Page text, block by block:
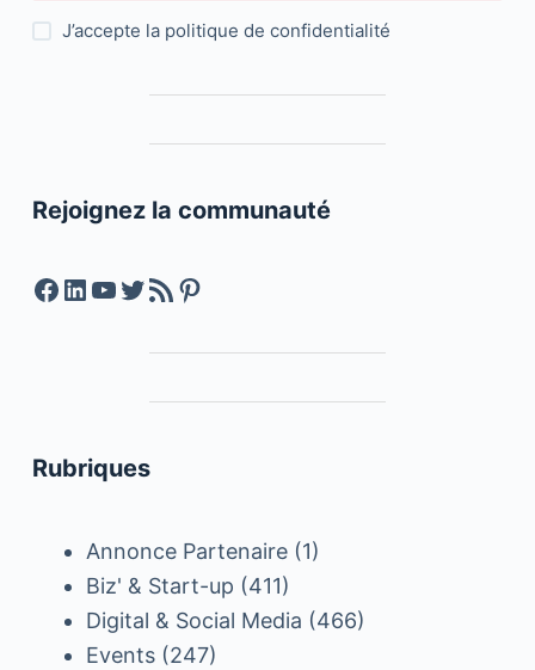
J’accepte la politique de confidentialité
Rejoignez la communauté
Facebook
LinkedIn
YouTube
Twitter
Feed RSSPinterest
Rubriques
Annonce Partenaire(1)
Biz' & Start-up (411)
Digital & Social Media (466)
Events(247)